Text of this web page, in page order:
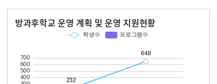
방과후학교 운영 계획 및 운영 지원현황